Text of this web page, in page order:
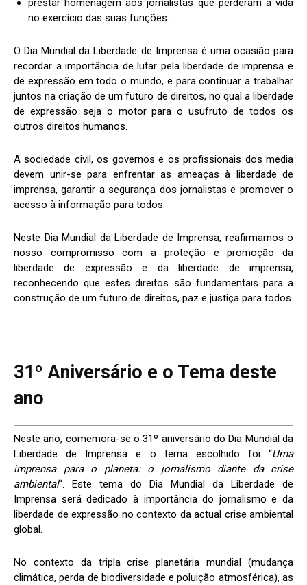
prestar homenagem aos jornalistas que perderam a vida
no exercício das suas funções.
O Dia Mundial da Liberdade de Imprensa é uma ocasião para
recordar a importância de lutar pela liberdade de imprensa e
de expressão em todo o mundo, e para continuar a trabalhar
juntos na criação de um futuro de direitos, no qual a liberdade
de expressão seja o motor para o usufruto de todos os
outros direitos humanos.
A sociedade civil, os governos e os profissionais dos media
devem unir-se para enfrentar as ameaças à liberdade de
imprensa, garantir a segurança dos jornalistas e promover o
acesso à informação para todos.
Neste Dia Mundial da Liberdade de Imprensa, reafirmamos o
nosso compromisso com a proteção e promoção da
liberdade de expressão e da liberdade de imprensa,
reconhecendo que estes direitos são fundamentais para a
construção de um futuro de direitos, paz e justiça para todos.
31º Aniversário e o Tema deste
ano
Neste ano, comemora-se o 31º aniversário do Dia Mundial da
Liberdade de Imprensa e o tema escolhido foi “Uma
imprensa para o planeta: o jornalismo diante da crise
ambiental“. Este tema do Dia Mundial da Liberdade de
Imprensa será dedicado à importância do jornalismo e da
liberdade de expressão no contexto da actual crise ambiental
global.
No contexto da tripla crise planetária mundial (mudança
climática, perda de biodiversidade e poluição atmosférica), as